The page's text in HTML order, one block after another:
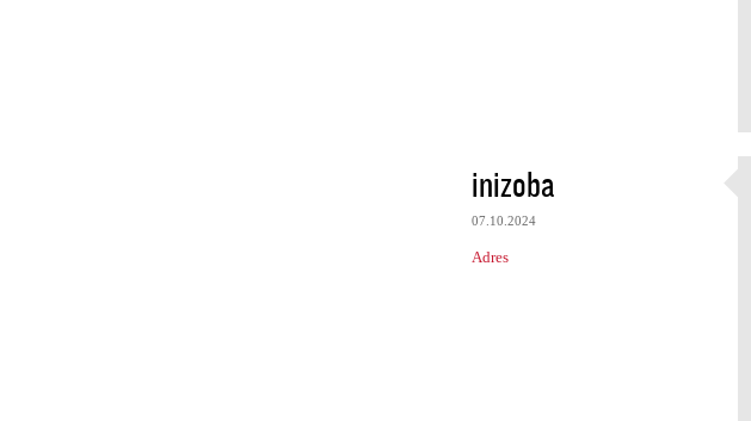
inizoba
07.10.2024
Adres